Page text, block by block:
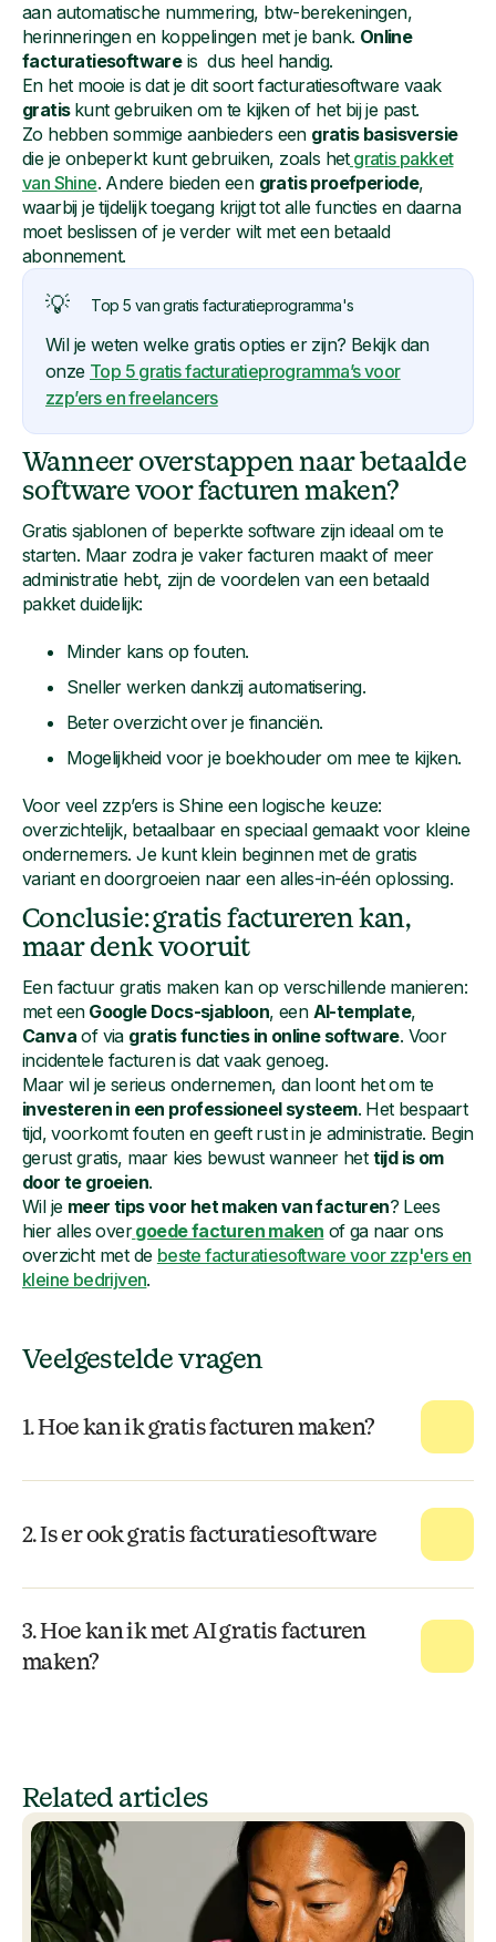
aan automatische nummering, btw-berekeningen,
herinneringen en koppelingen met je bank. Online
facturatiesoftwareis dus heel handig.
En het mooie is dat je dit soort facturatiesoftware vaak
gratis kunt gebruiken om te kijken of het bij je past.
Zo hebben sommige aanbieders een gratis basisversie
die je onbeperkt kunt gebruiken, zoals hetgratis pakket
van Shine. Andere bieden een gratis proefperiode,
waarbij je tijdelijk toegang krijgt tot alle functies en daarna
moet beslissen of je verder wilt met een betaald
abonnement.
💡 Top 5 van gratis facturatieprogramma's
Wil je weten welke gratis opties er zijn? Bekijk dan
onze Top 5 gratis facturatieprogramma’s voor
zzp’ers en freelancers
Wanneer overstappen naar betaalde
software voor facturen maken?
Gratis sjablonen of beperkte software zijn ideaal om te
starten. Maar zodra je vaker facturen maakt of meer
administratie hebt, zijn de voordelen van een betaald
pakket duidelijk:
Minder kans op fouten.
Sneller werken dankzij automatisering.
Beter overzicht over je financiën.
Mogelijkheid voor je boekhouder om mee te kijken.
Voor veel zzp’ers is Shine een logische keuze:
overzichtelijk, betaalbaar en speciaal gemaakt voor kleine
ondernemers. Je kunt klein beginnen met de gratis
variant en doorgroeien naar een alles-in-één oplossing.
Conclusie: gratis factureren kan,
maar denk vooruit
Een factuur gratis maken kan op verschillende manieren:
met eenGoogle Docs-sjabloon, een AI-template,
Canva of via gratis functies in online software. Voor
incidentele facturen is dat vaak genoeg.
Maar wil je serieus ondernemen, dan loont het om te
investeren in een professioneel systeem. Het bespaart
tijd, voorkomt fouten en geeft rust in je administratie. Begin
gerust gratis, maar kies bewust wanneer het tijd is om
door te groeien.
Wil je meer tips voor het maken van facturen? Lees
hier alles overgoede facturen maken of ga naar ons
overzicht met de beste facturatiesoftware voor zzp'ers en
kleine bedrijven.
Veelgestelde vragen
1. Hoe kan ik gratis facturen maken?
2. Is er ook gratis facturatiesoftware
3. Hoe kan ik met AI gratis facturen
maken?
Related articles